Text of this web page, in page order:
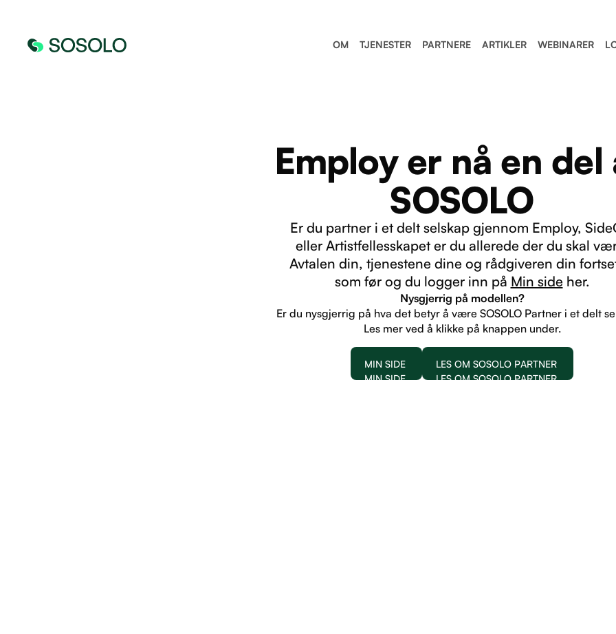
OM TJENESTER PARTNERE ARTIKLER WEBINARER
Employ er nå en del
SOSOLO
Er du partner i et delt selskap gjennom Employ,
eller Artistfellesskapet er du allerede der du skal
Avtalen din, tjenestene dine og rådgiveren din
som før og du logger inn på Min side her.
Nysgjerrig på modellen?
Er du nysgjerrig på hva det betyr å være SOSOLO Partner i et delt
Les mer ved å klikke på knappen under.
MIN SIDE
MIN SIDE
LES OM SOSOLO PARTNER
LES OM SOSOLO PARTNER